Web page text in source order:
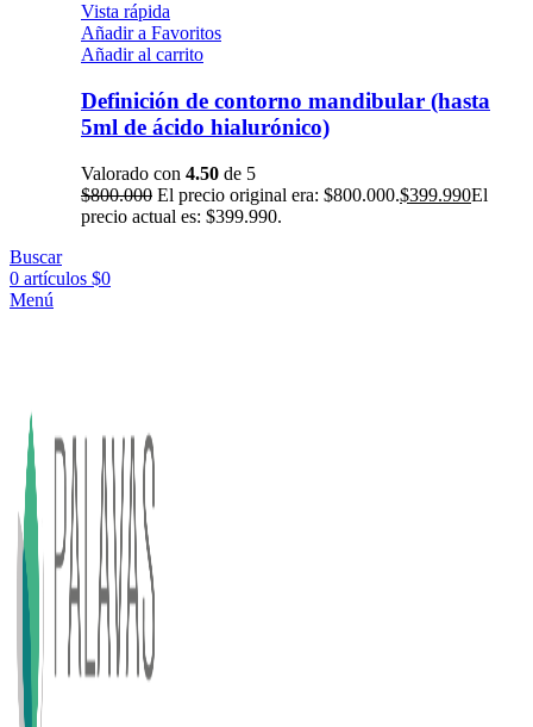
Vista rápida
Añadir a Favoritos
Añadir al carrito
Definición de contorno mandibular (hasta
5ml de ácido hialurónico)
Valorado con 4.50 de 5
$800.000 El precio original era: $800.000.$399.990El
precio actual es: $399.990.
Buscar
0 artículos $0
Menú